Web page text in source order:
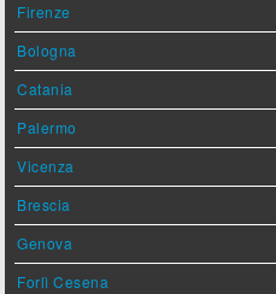
Firenze
Bologna
Catania
Palermo
Vicenza
Brescia
Genova
Forlì Cesena